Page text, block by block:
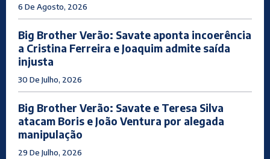
6 De Agosto, 2026
Big Brother Verão: Savate aponta incoerência
a Cristina Ferreira e Joaquim admite saída
injusta
30 De Julho, 2026
Big Brother Verão: Savate e Teresa Silva
atacam Boris e João Ventura por alegada
manipulação
29 De Julho, 2026